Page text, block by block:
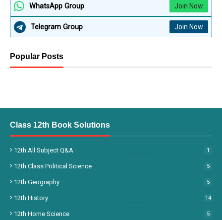
WhatsApp Group Join Now
Telegram Group Join Now
Popular Posts
Class 12th Book Solutions
12th All Subject Q&A 1
12th Class Political Science 5
12th Geography 5
12th History 14
12th Home Science 5